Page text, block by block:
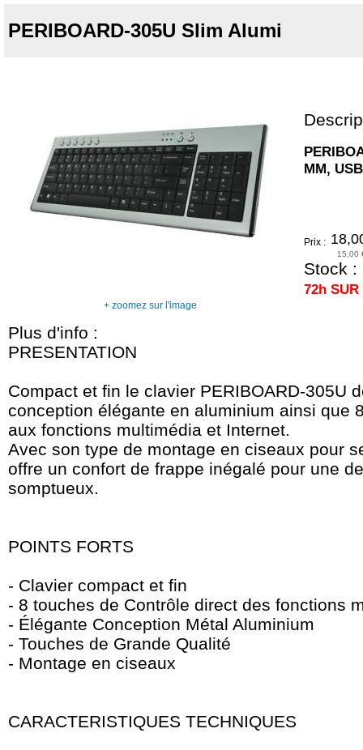
PERIBOARD-305U Slim Alumi
+ zoomez sur l'image
MM, USB
Prix :
15,00
Stock :
72h SUR
Plus d'info :
PRESENTATION
Compact et fin le clavier PERIBOARD-305U
conception élégante en aluminium ainsi que
aux fonctions multimédia et Internet.
Avec son type de montage en ciseaux pour
offre un confort de frappe inégalé pour une
somptueux.
POINTS FORTS
- Clavier compact et fin
- 8 touches de Contrôle direct des fonctions
- Élégante Conception Métal Aluminium
- Touches de Grande Qualité
- Montage en ciseaux
CARACTERISTIQUES TECHNIQUES